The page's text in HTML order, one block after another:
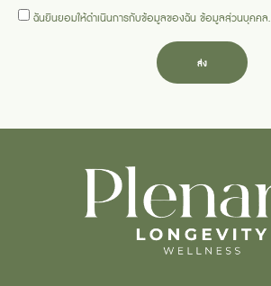
ฉันยินยอมให้ดำเนินการกับข้อมูลของฉัน ข้อมูลส่วนบุคคล.
ส่ง